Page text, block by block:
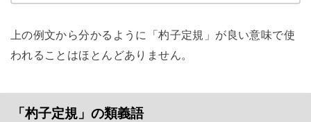
上の例文から分かるように「杓子定規」が良い意味で使
われることはほとんどありません。
「杓子定規」の類義語